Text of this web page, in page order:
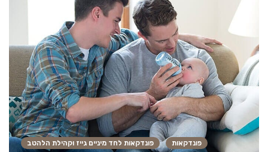
פונדקאות פונדקאות לחד מיניים גייז וקהילת הלהטב